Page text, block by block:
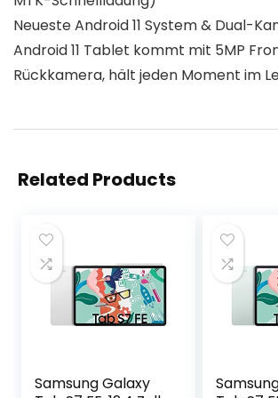
Neueste Android 11 System & Dual-
Android 11 Tablet kommt mit 5MP
Rückkamera, hält jeden Moment im
Related Products
Samsung Galaxy